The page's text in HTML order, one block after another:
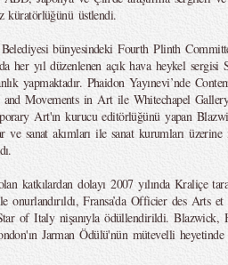
küratörlüğünü üstlendi.
bünyesindeki Fourth Plinth
her yıl düzenlenen açık hava heykel
yapmaktadır. Phaidon Yayınevi’nde
and Movements in Art ile Whitechapel
Art'ın kurucu editörlüğünü yapan
ve sanat akımları ile sanat kurumları
katkılardan dolayı 2007 yılında Kraliçe
onurlandırıldı, Fransa’da Officier des Arts
of Italy nişanıyla ödüllendirildi. Blazwick,
Jarman Ödülü'nün mütevelli heyetinde